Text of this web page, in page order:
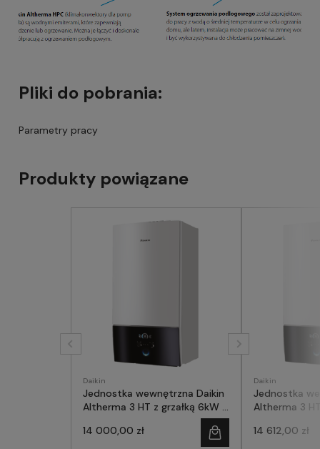
Pliki do pobrania:
Parametry pracy
Produkty powiązane
Daikin
Jednostka wewnętrzna Daikin
Altherma 3 HT z grzałką 6kW (1
14 000,00 zł
Daikin
Jednostka
Altherma 3
14 612,00 zł